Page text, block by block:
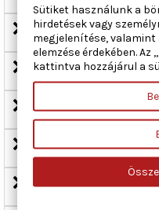
diódatartó,
egyenirányító,
Feszítőcsavar,
forgórész,
generátor
Sütiket használunk a
hirdetések vagy
megjelenítése,
elemzése érdekében. Az
kattintva hozzájárul a